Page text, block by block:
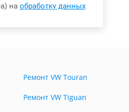
на обработку данных
Ремонт VW Touran
Ремонт VW Tiguan